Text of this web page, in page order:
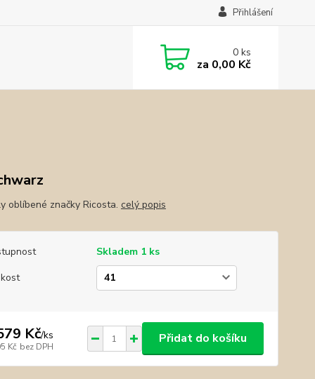
Přihlášení
0ks
za 0,00 Kč
oblíbené značky Ricosta. celý popis
Skladem 1 ks
Kč/ks
Kč bez DPH
Přidat do košíku